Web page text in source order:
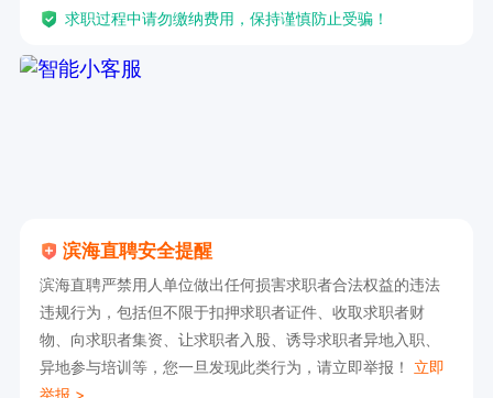
该岗位所在的中船（天津）船舶制造有限公司为国
求职过程中请勿缴纳费用，保持谨慎防止受骗！
滨海直聘安全提醒
滨海直聘严禁用人单位做出任何损害求职者合法权益的违法
违规行为，包括但不限于扣押求职者证件、收取求职者财
物、向求职者集资、让求职者入股、诱导求职者异地入职、
异地参与培训等，您一旦发现此类行为，请立即举报！ 立即